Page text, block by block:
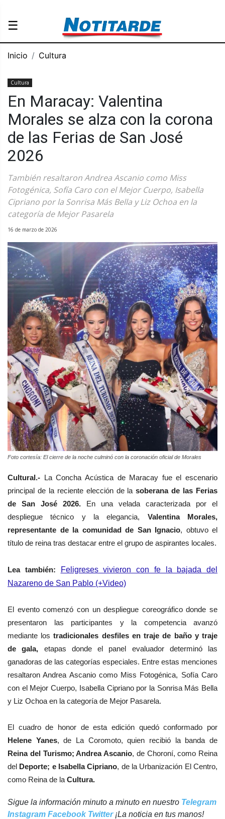
☰
Inicio Cultura
Cultura
En Maracay: Valentina
Morales se alza con la corona
de las Ferias de San José
2026
También resaltaron Andrea Ascanio como Miss
Fotogénica, Sofía Caro con el Mejor Cuerpo, Isabella
Cipriano por la Sonrisa Más Bella y Liz Ochoa en la
categoría de Mejor Pasarela
16 de marzo de 2026
Foto cortesía: El cierre de la noche culminó con la coronación oficial de Morales
Cultural.- La Concha Acústica de Maracay fue el escenario
principal de la reciente elección de lasoberana de las Ferias
de San José 2026. En una velada caracterizada por el
despliegue técnico y la elegancia, Valentina Morales,
representante de la comunidad de San Ignacio, obtuvo el
título de reina tras destacar entre el grupo de aspirantes locales.
Lea también:
Feligreses vivieron con fe la bajada del
Nazareno de San Pablo (+Video)
El evento comenzó con un despliegue coreográfico donde se
presentaron las participantes y la competencia avanzó
mediante lostradicionales desfiles en traje de baño y traje
de gala, etapas donde el panel evaluador determinó las
ganadoras de las categorías especiales. Entre estas menciones
resaltaron Andrea Ascanio como Miss Fotogénica, Sofía Caro
con el Mejor Cuerpo, Isabella Cipriano por la Sonrisa Más Bella
y Liz Ochoa en la categoría de Mejor Pasarela.
El cuadro de honor de esta edición quedó conformado por
Helene Yanes, de La Coromoto, quien recibió la banda de
Reina del Turismo; Andrea Ascanio, de Choroní, como Reina
del Deporte; e Isabella Cipriano, de la Urbanización El Centro,
como Reina de la Cultura.
Sigue la información minuto a minuto en nuestro Telegram
Instagram Facebook Twitter¡La noticia en tus manos!